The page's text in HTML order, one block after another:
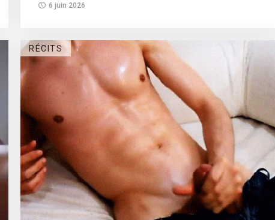
6 juin 2026
RÉCITS